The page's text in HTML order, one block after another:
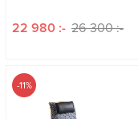
22 980 :- 26 300 :-
-11%